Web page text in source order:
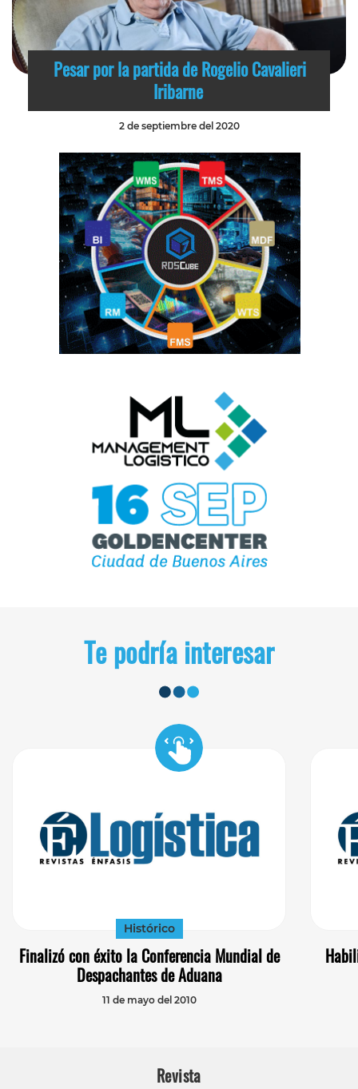
Pesar por la partida de Rogelio Cavalieri
Iribarne
2 de septiembre del 2020
Te podría interesar
Histórico
Finalizó con éxito la Conferencia Mundial de
Despachantes de Aduana
11 de mayo del 2010
Revista